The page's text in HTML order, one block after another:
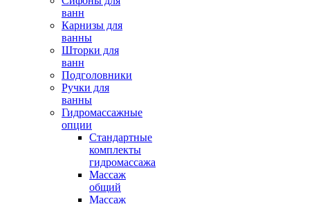
ванн
Карнизы для
ванны
Шторки для
ванн
Подголовники
Ручки для
ванны
Гидромассажные
опции
Стандартные
комплекты
гидромассажа
Массаж
общий
Массаж